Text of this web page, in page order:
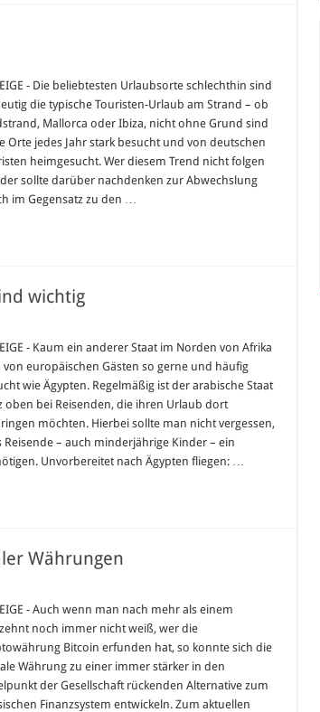
- Die beliebtesten Urlaubsorte schlechthin sind
die typische Touristen-Urlaub am Strand – ob
Mallorca oder Ibiza, nicht ohne Grund sind
Orte jedes Jahr stark besucht und von deutschen
heimgesucht. Wer diesem Trend nicht folgen
sollte darüber nachdenken zur Abwechslung
im Gegensatz zu den …
wichtig
- Kaum ein anderer Staat im Norden von Afrika
von europäischen Gästen so gerne und häufig
wie Ägypten. Regelmäßig ist der arabische Staat
oben bei Reisenden, die ihren Urlaub dort
möchten. Hierbei sollte man nicht vergessen,
Reisende – auch minderjährige Kinder – ein
Unvorbereitet nach Ägypten fliegen: …
Währungen
- Auch wenn man nach mehr als einem
noch immer nicht weiß, wer die
Bitcoin erfunden hat, so konnte sich die
Währung zu einer immer stärker in den
der Gesellschaft rückenden Alternative zum
Finanzsystem entwickeln. Zum aktuellen